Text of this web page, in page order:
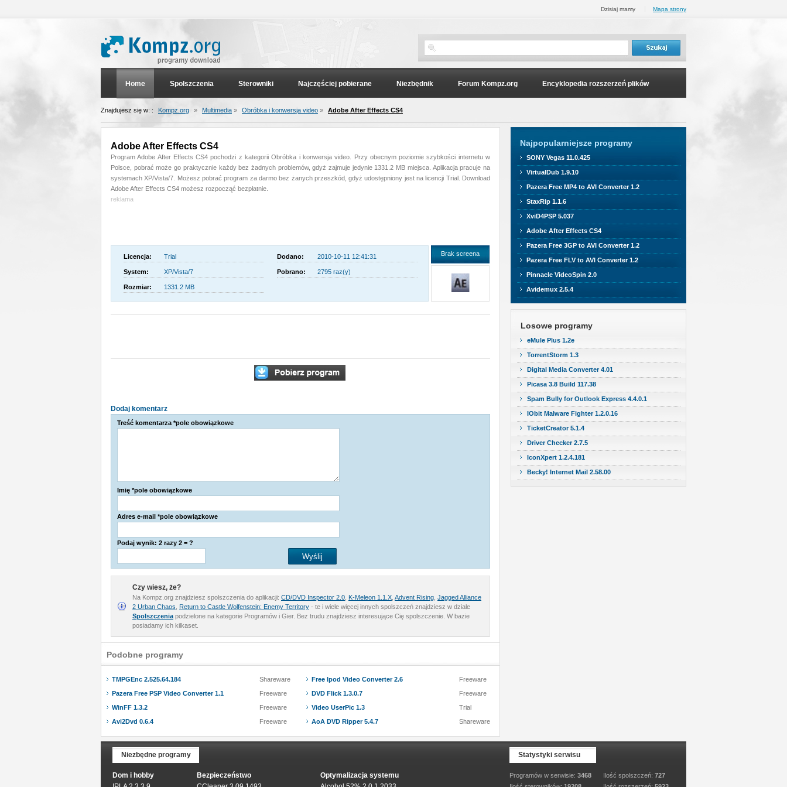
Dzisiaj mamy Mapa strony
Home Spolszczenia Sterowniki Najczęściej pobierane Niezbędnik Forum Kompz.org Encyklopedia rozszerzeń plików
Znajdujesz się w: : Kompz.org » Multimedia » Obróbka i konwersja video » Adobe After Effects CS4
Adobe After Effects CS4
Program Adobe After Effects CS4 pochodzi z kategorii Obróbka i konwersja video. Przy obecnym poziomie szybkości internetu w
Polsce, pobrać może go praktycznie każdy bez żadnych problemów, gdyż zajmuje jedynie 1331.2 MB miejsca. Aplikacja pracuje na
systemach XP/Vista/7. Możesz pobrać program za darmo bez żanych przeszkód, gdyż udostępniony jest na licencji Trial. Download
Adobe After Effects CS4 możesz rozpocząć bezpłatnie.
reklama
Licencja: Trial Dodano: 2010-10-11 12:41:31
System: XP/Vista/7 Pobrano: 2795 raz(y)
Rozmiar: 1331.2 MB
Brak screena
Dodaj komentarz
Treść komentarza *pole obowiązkowe
Imię *pole obowiązkowe
Adres e-mail *pole obowiązkowe
Podaj wynik: 2 razy 2 = ?
Czy wiesz, że?
Na Kompz.org znajdziesz spolszczenia do aplikacji: CD/DVD Inspector 2.0 K-Meleon 1.1.X Advent Rising Jagged Alliance
2 Urban Chaos
Return to Castle Wolfenstein: Enemy Territory - te i wiele więcej innych spolszczeń znajdziesz w dziale
Spolszczenia podzielone na kategorie Programów i Gier. Bez trudu znajdziesz interesujące Cię spolszczenie. W bazie
posiadamy ich kilkaset.
Podobne programy
TMPGEnc 2.525.64.184
Shareware
Pazera Free PSP Video Converter 1.1
Freeware
WinFF 1.3.2
Freeware
Avi2Dvd 0.6.4
Freeware
Free Ipod Video Converter 2.6
Freeware
DVD Flick 1.3.0.7
Freeware
Video UserPic 1.3
Trial
AoA DVD Ripper 5.4.7
Shareware
Najpopularniejsze programy
SONY Vegas 11.0.425
VirtualDub 1.9.10
Pazera Free MP4 to AVI Converter 1.2
StaxRip 1.1.6
XviD4PSP 5.037
Adobe After Effects CS4
Pazera Free 3GP to AVI Converter 1.2
Pazera Free FLV to AVI Converter 1.2
Pinnacle VideoSpin 2.0
Avidemux 2.5.4
Losowe programy
eMule Plus 1.2e
TorrentStorm 1.3
Digital Media Converter 4.01
Picasa 3.8 Build 117.38
Spam Bully for Outlook Express 4.4.0.1
IObit Malware Fighter 1.2.0.16
TicketCreator 5.1.4
Driver Checker 2.7.5
IconXpert 1.2.4.181
Becky! Internet Mail 2.58.00
Niezbędne programy
Dom i hobby
Bezpieczeństwo
Optymalizacja systemu
Statystyki serwisu
Programów w serwisie: 3468
Ilość spolszczeń: 727